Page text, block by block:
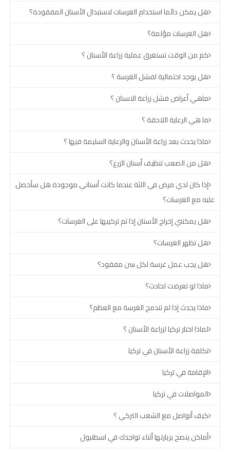
هل يمكن دائما استخدام الغرسات لاستبدال الأسنان المفقودة؟
هل الغرسات مؤلمة؟
كم من الوقت تستغرق عملية زراعة الأسنان ؟
هل يوجد احتمالية لفشل الغرسة ؟
ماهي أعراض فشل زراعة الاسنان ؟
ما هي الرعاية اللاحقة ؟
ماذا يحدث بعد زراعة الأسنان والرعاية السليمة فيها ؟
هل من الصعب تنظيف أسنان الزرع؟
إذا كان لدي مرض في اللثة عندما كانت أسناني موجودة هل سأحصل
عليه مع الغرسات؟
هل يمكنني إخراج الأسنان إذا تم تركيبها على الغرسات؟
هل تظهر الغرسات؟
هل يجب عمل غرسة لكل سن مفقود؟
ماذا لو تعرضت لحادث؟
ماذا يحدث إذا لم تندمج الغرسة مع العظم؟
لماذا اختار تركيا لزراعة الأسنان ؟
تكلفة زراعة الأسنان في تركيا
الإقامة في تركيا
المواصلات في تركيا
كيف أتواصل مع الشعب التركي ؟
أماكن ينصح بزيارتها أثناء تواجدك في اسطنبول